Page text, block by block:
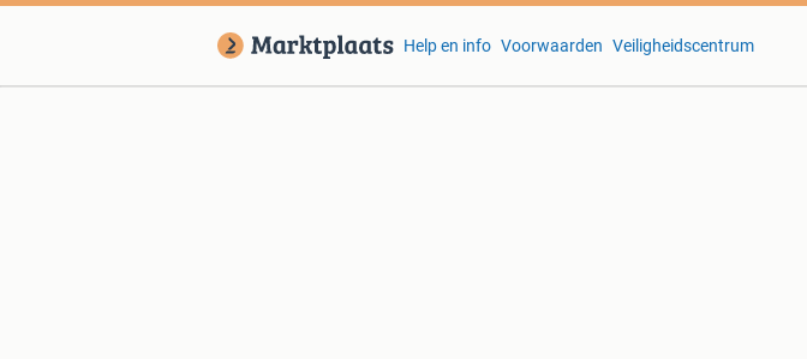
Help en info Voorwaarden Veiligheidscentrum